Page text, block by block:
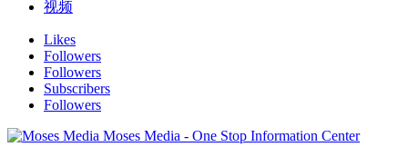
视频
Likes
Followers
Followers
Subscribers
Followers
Moses Media - One Stop Information Center